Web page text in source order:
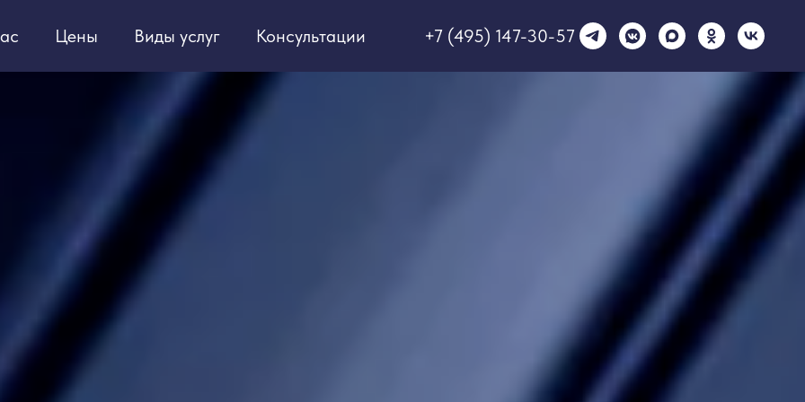
Цены Виды услуг Консультации +7 (495) 147-30-57